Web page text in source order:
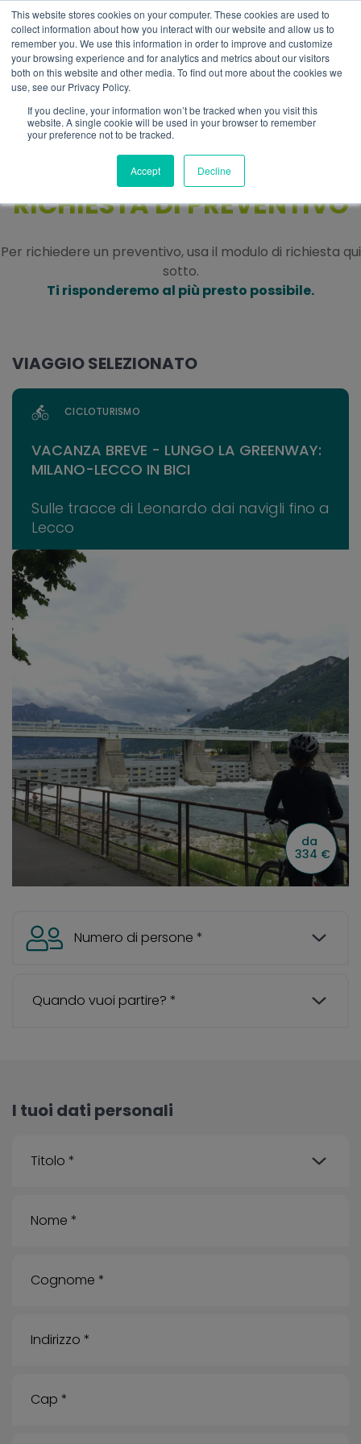
This website stores cookies on your computer. These cookies are used to
collect information about how you interact with our website and allow us to
remember you. We use this information in order to improve and customize
your browsing experience and for analytics and metrics about our visitors
both on this website and other media. To find out more about the cookies we
use, see our Privacy Policy.
If you decline, your information won’t be tracked when you visit this
website. A single cookie will be used in your browser to remember
your preference not to be tracked.
Accept Decline
IT
RICHIESTA DI PREVENTIVO
Per richiedere un preventivo, usa il modulo di richiesta qui
sotto.
Ti risponderemo al più presto possibile.
VIAGGIO SELEZIONATO
CICLOTURISMO
VACANZA BREVE - LUNGO LA GREENWAY:
MILANO-LECCO IN BICI
Sulle tracce di Leonardo dai navigli fino a
Lecco
I tuoi dati personali